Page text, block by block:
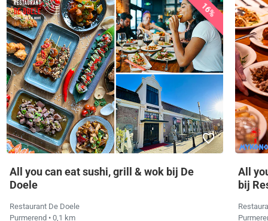
16%
All you can eat sushi, grill & wok bij De
Doele
Restaurant De Doele
Purmerend • 0,1 km
All
bij